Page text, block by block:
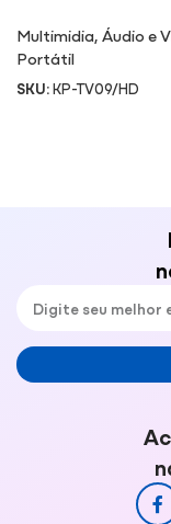
Multimidia,Áudio e
Portátil
SKU:KP-TV09/HD